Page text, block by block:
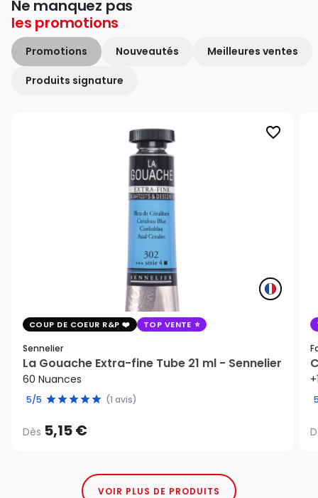
Ne manquez pas
les promotions
Promotions Nouveautés Meilleures ventes
Produits signature
favorite_border
COUP DE COEUR R&P TOP VENTE
Sennelier
La Gouache Extra-fine Tube 21 ml - Sennelier
60 Nuances
5/5 (1 avis)
Dès 5,15 €
VOIR PLUS DE PRODUITS